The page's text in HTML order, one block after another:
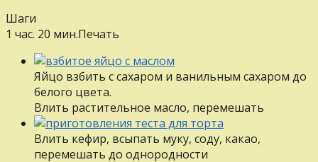
Шаги
1 час. 20 мин.Печать
Яйцо взбить с сахаром и ванильным сахаром до
белого цвета.
Влить растительное масло, перемешать
Влить кефир, всыпать муку, соду, какао,
перемешать до однородности